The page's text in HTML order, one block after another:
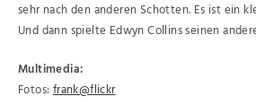
sehr nach den anderen Schotten. Es ist ein
Und dann spielte Edwyn Collins seinen
Multimedia:
Fotos:frank@flickr